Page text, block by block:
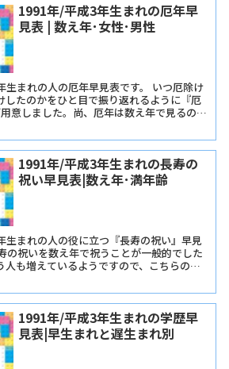
1991年/平成3年生まれの厄年早
見表 | 数え年･女性･男性
生まれの人の厄年早見表です。 いつ厄除け
したのかをひと目で振り返れるように『厄
意しました。尚、厄年は数え年で見るので
1991年/平成3年生まれの長寿の
祝い早見表|数え年･満年齢
生まれの人の役に立つ『長寿の祝い』早見
の祝いを数え年で祝うことが一般的でした
人も増えているようですので、こちらの早
た。
1991年/平成3年生まれの学歴早
見表|早生まれと遅生まれ別